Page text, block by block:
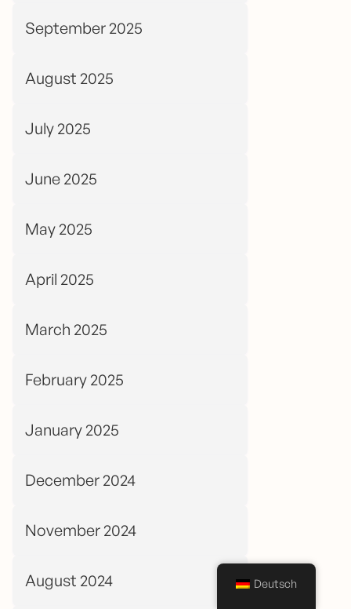
September 2025
August 2025
July 2025
June 2025
May 2025
April 2025
March 2025
February 2025
January 2025
December 2024
November 2024
August 2024 Deutsch